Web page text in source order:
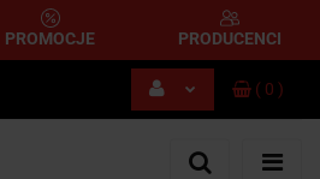
PROMOCJE PRODUCENCI
( 0 )